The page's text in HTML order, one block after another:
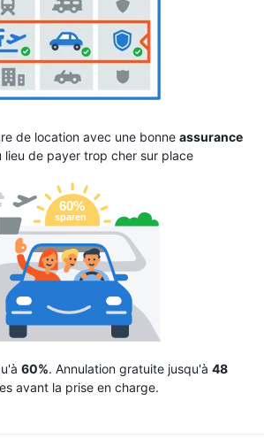
de location avec une bonne assurance
lieu de payer trop cher sur place
60%. Annulation gratuite jusqu'à 48
avant la prise en charge.